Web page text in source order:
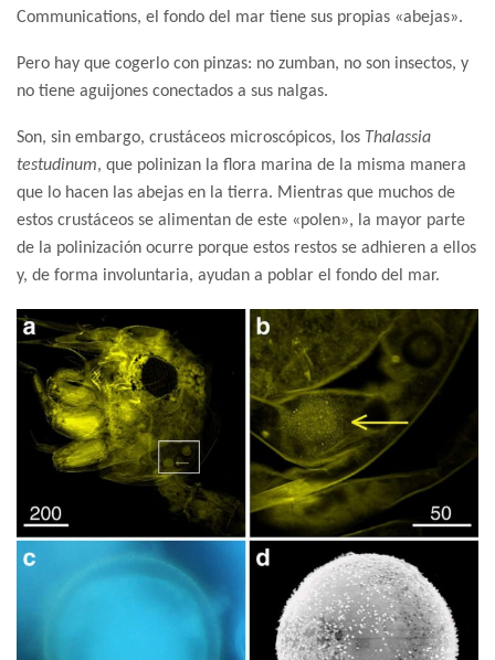
Communications, el fondo del mar tiene sus propias «abejas».
Pero hay que cogerlo con pinzas: no zumban, no son insectos, y
no tiene aguijones conectados a sus nalgas.
Son, sin embargo, crustáceos microscópicos, los Thalassia
testudinum, que polinizan la flora marina de la misma manera
que lo hacen las abejas en la tierra. Mientras que muchos de
estos crustáceos se alimentan de este «polen», la mayor parte
de la polinización ocurre porque estos restos se adhieren a ellos
y, de forma involuntaria, ayudan a poblar el fondo del mar.